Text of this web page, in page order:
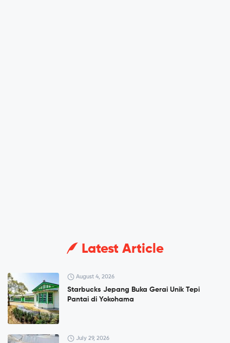
Latest Article
August 4, 2026
Starbucks Jepang Buka Gerai Unik Tepi
Pantai di Yokohama
July 29, 2026